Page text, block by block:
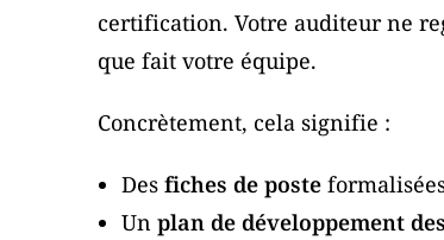
certification. Votre auditeur ne
que fait votre équipe.
Concrètement, cela signifie :
Des fiches de poste
Un plan de développement